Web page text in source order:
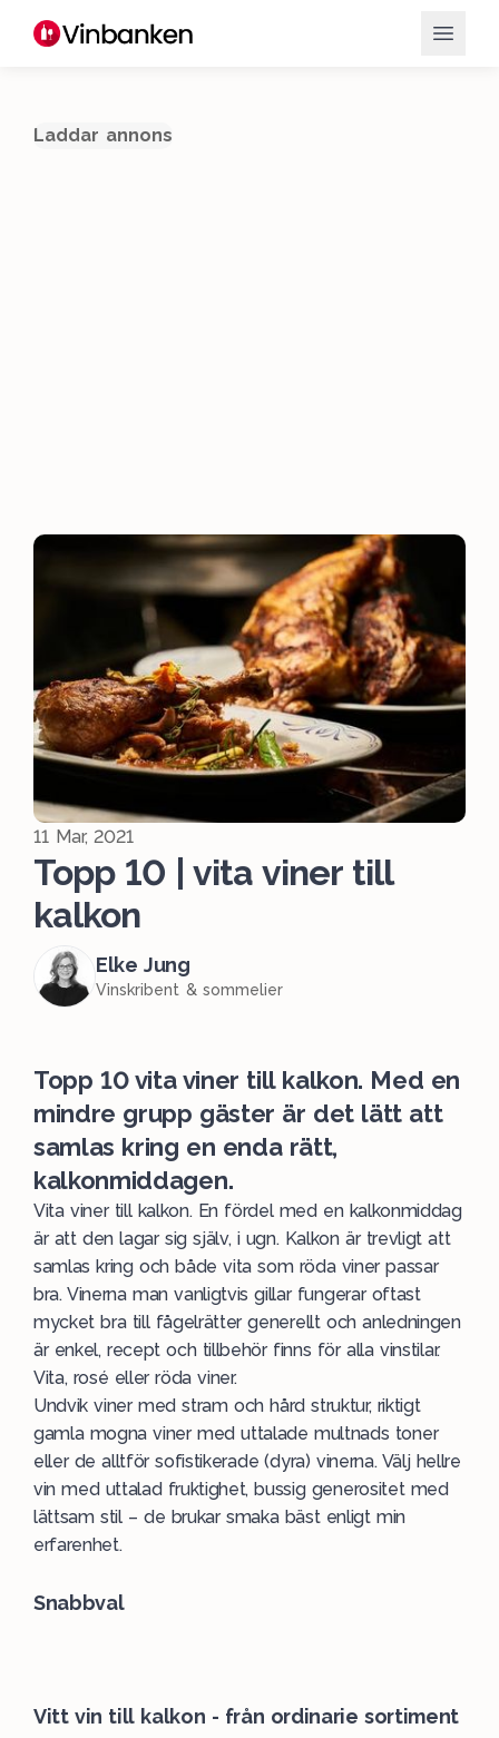
Laddar annons
11 Mar, 2021
Topp 10 | vita viner till
kalkon
Elke Jung
Vinskribent & sommelier
Topp 10 vita viner till kalkon. Med en
mindre grupp gäster är det lätt att
samlas kring en enda rätt,
kalkonmiddagen.
Vita viner till kalkon. En fördel med en kalkonmiddag
är att den lagar sig själv, i ugn. Kalkon är trevligt att
samlas kring och både vita som röda viner passar
bra. Vinerna man vanligtvis gillar fungerar oftast
mycket bra till fågelrätter generellt och anledningen
är enkel, recept och tillbehör finns för alla vinstilar.
Vita, rosé eller röda viner.
Undvik viner med stram och hård struktur, riktigt
gamla mogna viner med uttalade multnads toner
eller de alltför sofistikerade (dyra) vinerna. Välj hellre
vin med uttalad fruktighet, bussig generositet med
lättsam stil – de brukar smaka bäst enligt min
erfarenhet.
Snabbval
Vitt vin till kalkon - från ordinarie sortiment